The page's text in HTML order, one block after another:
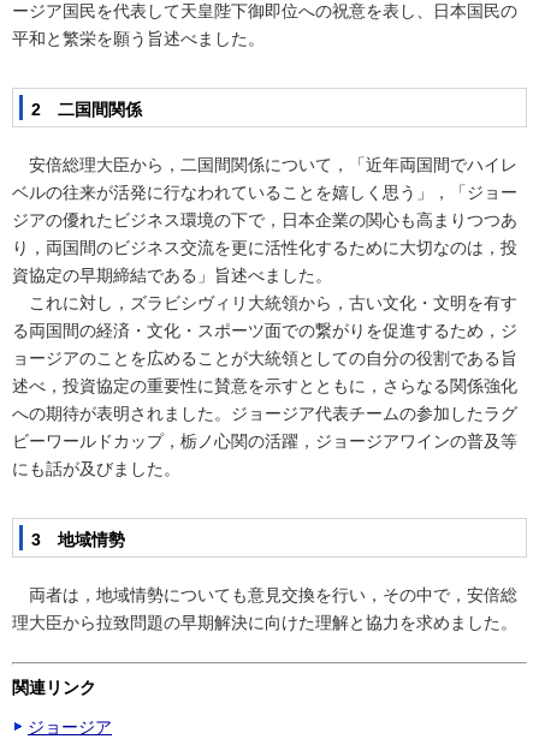
ージア国民を代表して天皇陛下御即位への祝意を表し、日本国民の
平和と繁栄を願う旨述べました。
2 二国間関係
安倍総理大臣から，二国間関係について，「近年両国間でハイレ
ベルの往来が活発に行なわれていることを嬉しく思う」，「ジョー
ジアの優れたビジネス環境の下で，日本企業の関心も高まりつつあ
り，両国間のビジネス交流を更に活性化するために大切なのは，投
資協定の早期締結である」旨述べました。
これに対し，ズラビシヴィリ大統領から，古い文化・文明を有す
る両国間の経済・文化・スポーツ面での繋がりを促進するため，ジ
ョージアのことを広めることが大統領としての自分の役割である旨
述べ，投資協定の重要性に賛意を示すとともに，さらなる関係強化
への期待が表明されました。ジョージア代表チームの参加したラグ
ビーワールドカップ，栃ノ心関の活躍，ジョージアワインの普及等
にも話が及びました。
3 地域情勢
両者は，地域情勢についても意見交換を行い，その中で，安倍総
理大臣から拉致問題の早期解決に向けた理解と協力を求めました。
関連リンク
ジョージア